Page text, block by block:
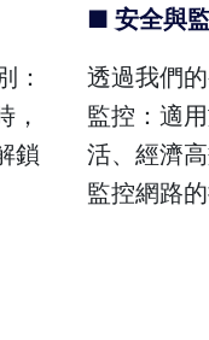
：
，
鎖
■ 安全與
透過我們
監控：適
活、經濟
監控網路